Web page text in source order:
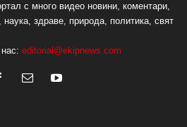
с много видео новини, коментари,
здраве, природа, политика, свят
editorial@ekipnews.com